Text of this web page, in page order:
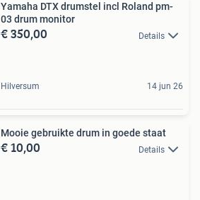
Yamaha DTX drumstel incl Roland pm-
03 drum monitor
€ 350,00 Details
Hilversum 14 jun 26
Mooie gebruikte drum in goede staat
€ 10,00 Details